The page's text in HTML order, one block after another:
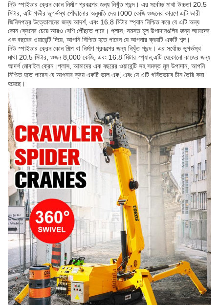
নিউ স্পাইডার ক্রেন কোন নির্মাণ প্রকল্পের জন্য নিখুঁত পছন্দ। এর সর্বোচ্চ মাথা উচ্চতা 20.5
মিটার, এটি গভীর ভূগর্ভস্থ পৌঁছানোর অনুমতি দেয়।000 কেজি ওজনের কারণে এটি ভারী
জিনিসপত্র উত্তোলনের জন্য আদর্শ, এবং 16.8 মিটার স্প্যান নিশ্চিত করে যে এটি অন্য
কোন ক্রেনের চেয়ে আরও বেশি পৌঁছতে পারে। প্লাস, সমস্ত মূল উপাদানগুলির জন্য আমাদের
এক বছরের ওয়ারেন্টি দিয়ে, আপনি নিশ্চিত হতে পারেন যে আপনার ক্রয়টি একটি শব্দ।
নিউ স্পাইডার ক্রেন কোন শিল্প বা নির্মাণ প্রকল্পের জন্য নিখুঁত পছন্দ। এর সর্বোচ্চ ভূগর্ভস্থ
মাথা 20.5 মিটার, ওজন 8,000 কেজি, এবং 16.8 মিটার স্প্যান,এটি যেকোনো কাজের জন্য
আদর্শ মোবাইল ক্রেন।প্লাস, আমাদের এক বছরের ওয়ারেন্টি সহ সমস্ত মূল উপাদান, আপনি
নিশ্চিত হতে পারেন যে আপনার ক্রয় একটি ভাল এক, এবং যে এটি গর্বিতভাবে চীন তৈরি করা
হয়েছে।